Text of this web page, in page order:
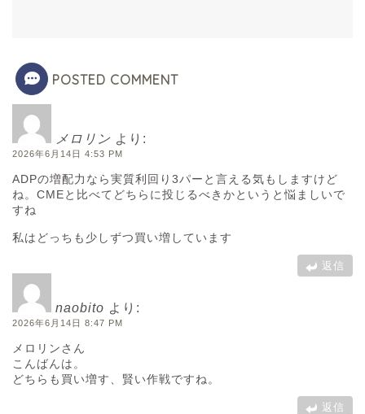
POSTED COMMENT
メロリン より:
2026年6月14日 4:53 PM
ADPの増配力なら実質利回り3パーと言える気もしますけど
ね。CMEと比べてどちらに投じるべきかというと悩ましいで
すね
私はどっちも少しずつ買い増しています
返信
naobito より:
2026年6月14日 8:47 PM
メロリンさん
こんばんは。
どちらも買い増す、賢い作戦ですね。
返信